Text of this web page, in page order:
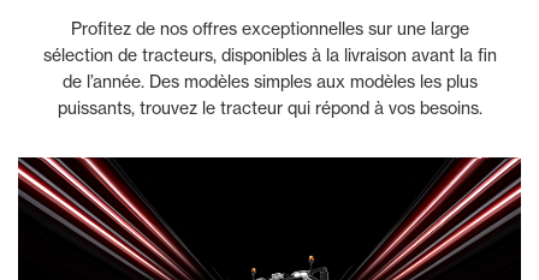
Profitez de nos offres exceptionnelles sur une large
sélection de tracteurs, disponibles à la livraison avant la fin
de l’année. Des modèles simples aux modèles les plus
puissants, trouvez le tracteur qui répond à vos besoins.